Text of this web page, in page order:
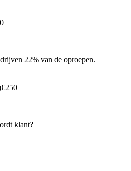
22% van de oproepen.
€250
klant?